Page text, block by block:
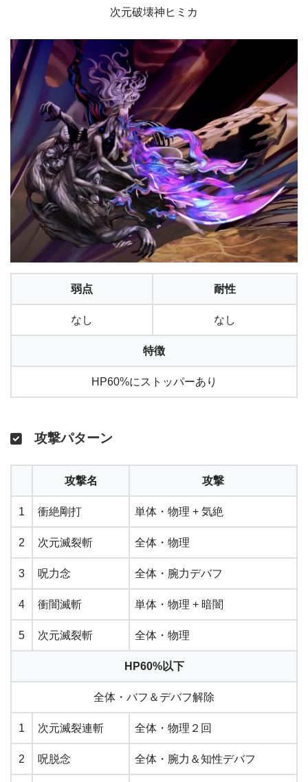
次元破壊神ヒミカ
弱点 耐性
なし なし
特徴
HP60%にストッパーあり
攻撃パターン
攻撃名 攻撃
1 衝絶剛打 単体・物理 + 気絶
2 次元滅裂斬 全体・物理
3 呪力念 全体・腕力デバフ
4 衝闇滅斬 単体・物理 + 暗闇
5 次元滅裂斬 全体・物理
HP60%以下
全体・バフ＆デバフ解除
1 次元滅裂連斬 全体・物理２回
2 呪脱念 全体・腕力＆知性デバフ